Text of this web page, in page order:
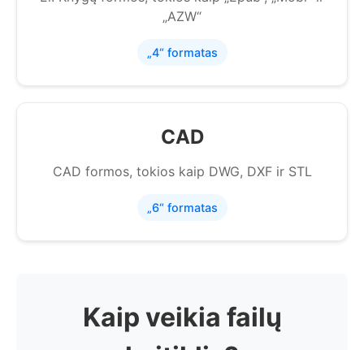
„AZW“
„4“ formatas
CAD
CAD formos, tokios kaip DWG, DXF ir STL
„6“ formatas
Kaip veikia failų